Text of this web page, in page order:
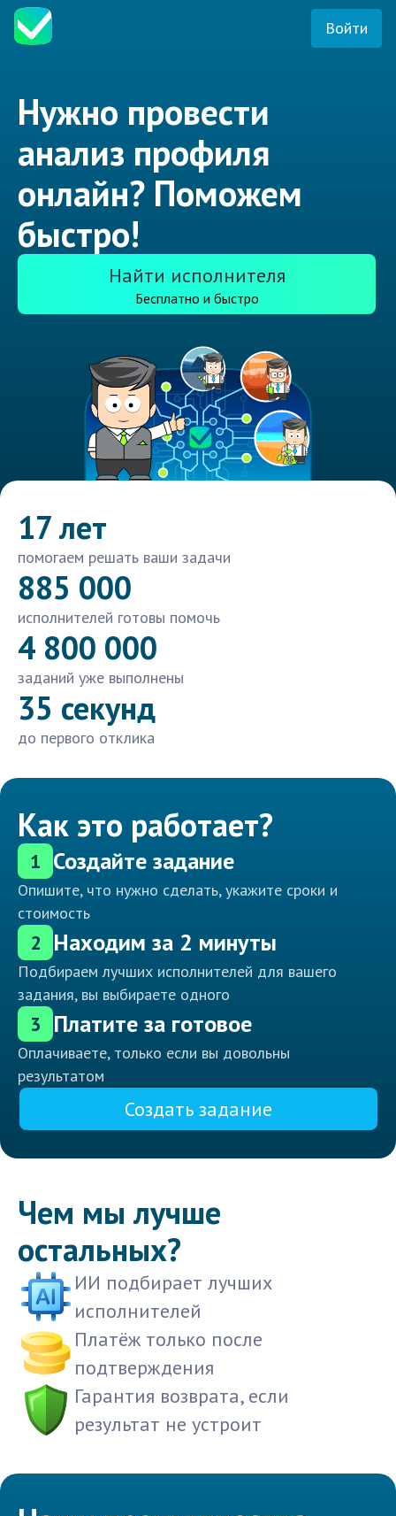
Войти
Нужно провести
анализ профиля
онлайн? Поможем
быстро!
Найти исполнителя
Бесплатно и быстро
17 лет
помогаем решать ваши задачи
885 000
исполнителей готовы помочь
4 800 000
заданий уже выполнены
35 секунд
до первого отклика
Как это работает?
1 Создайте задание
Опишите, что нужно сделать, укажите сроки и
стоимость
2 Находим за 2 минуты
Подбираем лучших исполнителей для вашего
задания, вы выбираете одного
3 Платите за готовое
Оплачиваете, только если вы довольны
результатом
Создать задание
Чем мы лучше
остальных?
ИИ подбирает лучших
исполнителей
Платёж только после
подтверждения
Гарантия возврата, если
результат не устроит